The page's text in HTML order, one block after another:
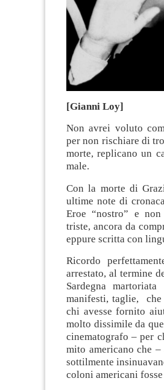
[Gianni Loy]
Non avrei voluto
per non rischiare di
morte, replicano un
male.
Con la morte di
ultime note di
Eroe “nostro” e
triste, ancora da
eppure scritta con
Ricordo
arrestato, al termine
Sardegna
manifesti, taglie,
chi avesse fornito
molto dissimile da
cinematografo – per
mito americano che
sottilmente
coloni americani